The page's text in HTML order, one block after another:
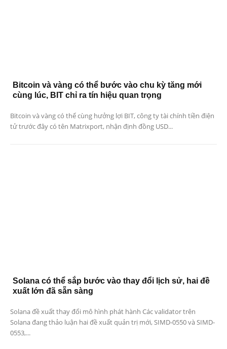
Bitcoin và vàng có thể bước vào chu kỳ tăng mới
cùng lúc, BIT chỉ ra tín hiệu quan trọng
Bitcoin và vàng có thể cùng hưởng lợi BIT, công ty tài chính tiền điện
tử trước đây có tên Matrixport, nhận định đồng USD...
Solana có thể sắp bước vào thay đổi lịch sử, hai đề
xuất lớn đã sẵn sàng
Solana đề xuất thay đổi mô hình phát hành Các validator trên
Solana đang thảo luận hai đề xuất quản trị mới, SIMD-0550 và SIMD-
0553,...